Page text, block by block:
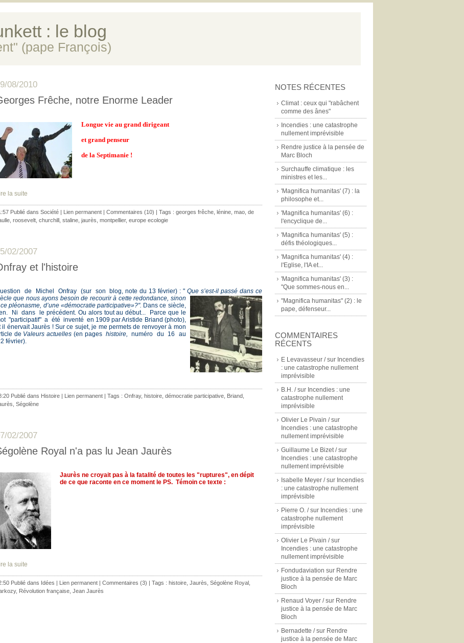
: le blog
(pape François)
NOTES RÉCENTES
Climat : ceux qui "rabâchent
comme des ânes"
Incendies : une catastrophe
nullement imprévisible
Rendre justice à la pensée de
Marc Bloch
Surchauffe climatique : les
ministres et les...
'Magnifica humanitas' (7) : la
philosophe et...
'Magnifica humanitas' (6) :
l'encyclique de...
'Magnifica humanitas' (5) :
défis théologiques...
'Magnifica humanitas' (4) :
l'Eglise, l'IA et...
'Magnifica humanitas' (3) :
"Que sommes-nous en...
"Magnifica humanitas" (2) : le
pape, défenseur...
COMMENTAIRES
RÉCENTS
E Levavasseur /sur Incendies
: une catastrophe nullement
imprévisible
B.H. /sur Incendies : une
catastrophe nullement
imprévisible
Olivier Le Pivain /sur
Incendies : une catastrophe
nullement imprévisible
Guillaume Le Bizet /sur
Incendies : une catastrophe
nullement imprévisible
Isabelle Meyer /sur Incendies
: une catastrophe nullement
imprévisible
Pierre O. /sur Incendies : une
catastrophe nullement
imprévisible
Olivier Le Pivain /sur
Incendies : une catastrophe
nullement imprévisible
Fondudaviation sur Rendre
justice à la pensée de Marc
Bloch
Renaud Voyer /sur Rendre
justice à la pensée de Marc
Bloch
Bernadette /sur Rendre
justice à la pensée de Marc
08/2010
Frêche, notre Enorme Leader
Longue vie au grand dirigeant
et grand penseur
de la Septimanie !
la suite
Publié dans Société | Lien permanent | Commentaires (10) | Tags : georges frêche lénine mao de
roosevelt churchill staline jaurès montpellier, europe ecologie
02/2007
et l'histoire
de Michel Onfray (sur son blog, note du 13 février) : "Que s’est-il passé dans ce
que nous ayons besoin de recourir à cette redondance, sinon
pléonasme, d’une «démocratie participative»?". Dans ce siècle,
Ni dans le précédent. Ou alors tout au début... Parce que le
"participatif" a été inventé en 1909 par Aristide Briand (photo),
il énervait Jaurès ! Sur ce sujet, je me permets de renvoyer à mon
de Valeurs actuelles (en pages histoire,
numéro du 16 au
février).
Publié dans Histoire | Lien permanent | Tags : Onfray, histoire démocratie participative Briand
Ségolène
02/2007
Royal n'a pas lu Jean Jaurès
Jaurès ne croyait pas à la fatalité de toutes les "ruptures", en dépit
de ce que raconte en ce moment le PS. Témoin ce texte :
la suite
Publié dans Idées | Lien permanent | Commentaires (3) | Tags : histoire Jaurès Ségolène Royal
, Révolution française Jean Jaurès